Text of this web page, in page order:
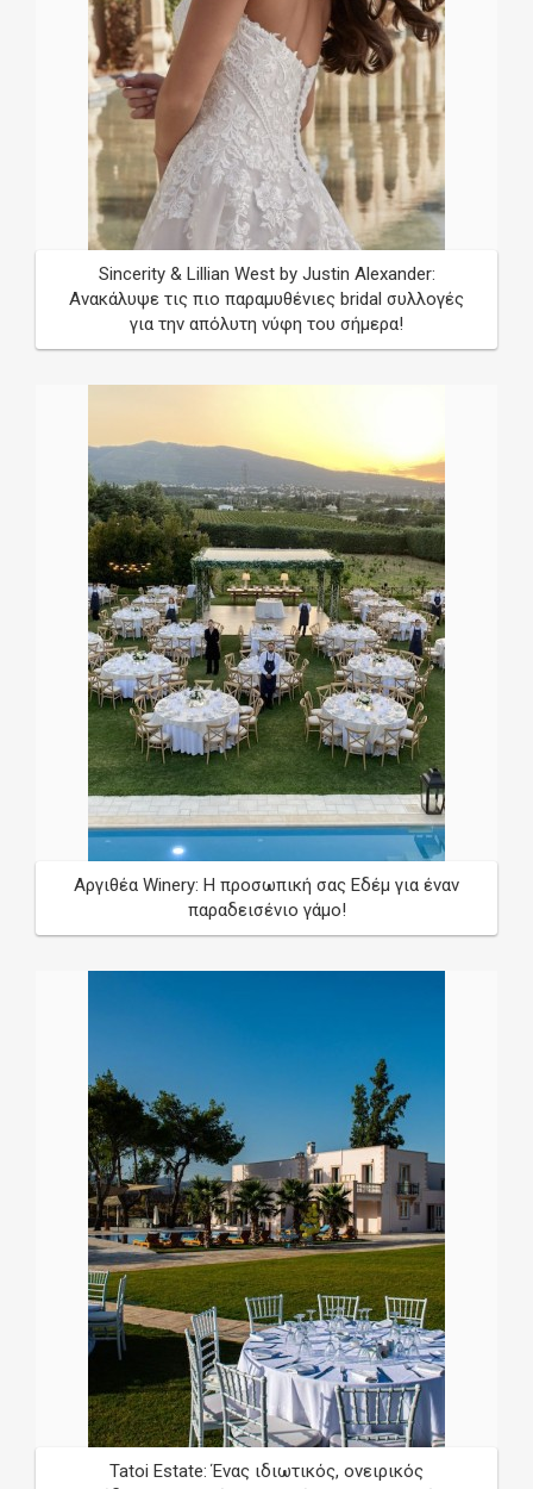
Sincerity & Lillian West by Justin Alexander:
Ανακάλυψε τις πιο παραμυθένιες bridal συλλογές
για την απόλυτη νύφη του σήμερα!
Αργιθέα Winery: Η προσωπική σας Εδέμ για έναν
παραδεισένιο γάμο!
Tatoi Estate: Ένας ιδιωτικός, ονειρικός